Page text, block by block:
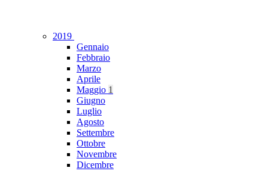
2019
Gennaio
Febbraio
Marzo
Aprile
Maggio 1
Giugno
Luglio
Agosto
Settembre
Ottobre
Novembre
Dicembre